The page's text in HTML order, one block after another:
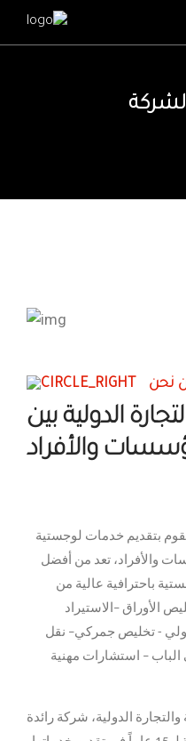
نحن
الدولية بين
والأفراد
بتقديم خدمات لوجستية
والأفراد، تعد من أفضل
باحترافية عالية من
الأوراق –الاستيراد
- تخليص جمركي– نقل
الباب – استشارات مهنية
الدولية، شركة رائدة